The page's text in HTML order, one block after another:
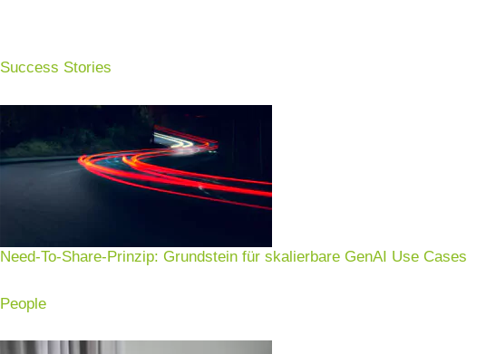
Success Stories
Need-To-Share-Prinzip: Grundstein für skalierbare GenAI Use Cases
People